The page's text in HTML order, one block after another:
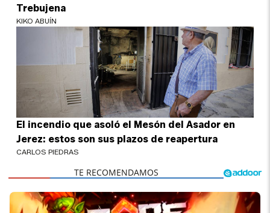
Trebujena
KIKO ABUÍN
El incendio que asoló el Mesón del Asador en
Jerez: estos son sus plazos de reapertura
CARLOS PIEDRAS